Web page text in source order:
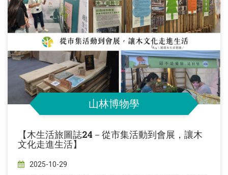
山林博物學
【木生活旅圖誌24－從市集活動到會展，讓木
文化走進生活】
2025-10-29